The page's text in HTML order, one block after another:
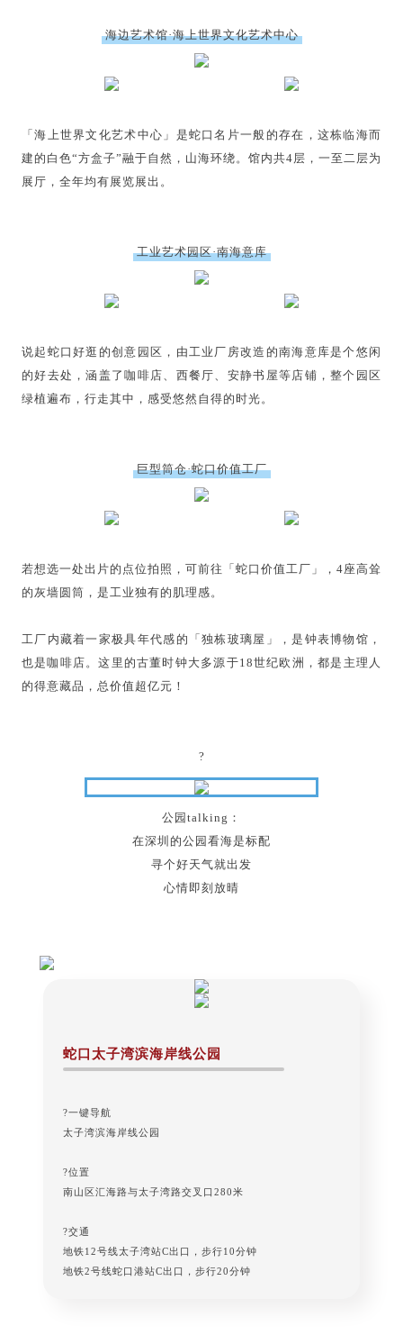
海边艺术馆·海上世界文化艺术中心
「海上世界文化艺术中心」是蛇口名片一般的存在，这栋临海而
建的白色“方盒子”融于自然，山海环绕。馆内共4层，一至二层为
展厅，全年均有展览展出。
工业艺术园区·南海意库
说起蛇口好逛的创意园区，由工业厂房改造的南海意库是个悠闲
的好去处，涵盖了咖啡店、西餐厅、安静书屋等店铺，整个园区
绿植遍布，行走其中，感受悠然自得的时光。
巨型筒仓·蛇口价值工厂
若想选一处出片的点位拍照，可前往「蛇口价值工厂」，4座高耸
的灰墙圆筒，是工业独有的肌理感。
工厂内藏着一家极具年代感的「独栋玻璃屋」，是钟表博物馆，
也是咖啡店。这里的古董时钟大多源于18世纪欧洲，都是主理人
的得意藏品，总价值超亿元！
?
公园talking：
在深圳的公园看海是标配
寻个好天气就出发
心情即刻放晴
蛇口太子湾滨海岸线公园
?一键导航
太子湾滨海岸线公园
?位置
南山区汇海路与太子湾路交叉口280米
?交通
地铁12号线太子湾站C出口，步行10分钟
地铁2号线蛇口港站C出口，步行20分钟